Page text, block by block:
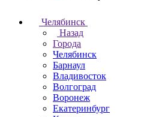
Челябинск
Назад
Города
Челябинск
Барнаул
Владивосток
Волгоград
Воронеж
Екатеринбург